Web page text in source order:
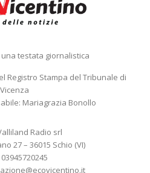
una testata giornalistica
Registro Stampa del Tribunale di
Vicenza
Mariagrazia Bonollo
Radio srl
27 – 36015 Schio (VI)